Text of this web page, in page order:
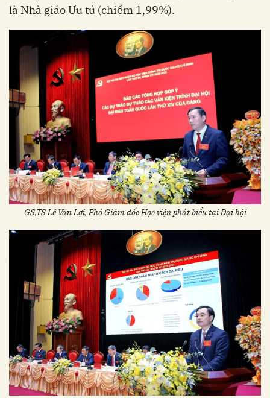
là Nhà giáo Ưu tú (chiếm 1,99%).
GS,TS Lê Văn Lợi, Phó Giám đốc Học viện phát biểu tại Đại hội